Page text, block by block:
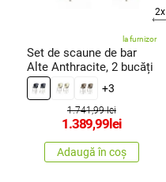
2x
la furnizor
Set de scaune de bar
Alte Anthracite, 2 bucăți
+3
1.741,99 lei
1.389,99lei
Adaugă în coș